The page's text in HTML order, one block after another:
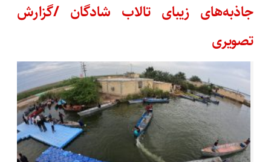
جاذبه‌های زیبای تالاب شادگان /گزارش
تصویری